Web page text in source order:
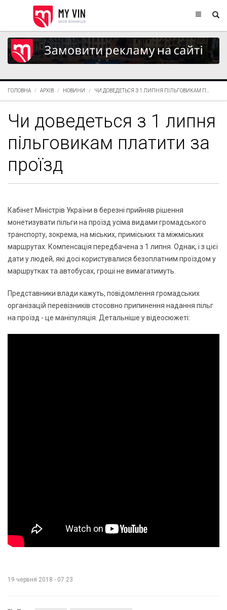
ГОЛОВНА АРХІВ НОВИНИ ЧИ ДОВЕДЕТЬСЯ З 1 ЛИПНЯ ПІЛЬГОВИКАМ П...
Чи доведеться з 1 липня
пільговикам платити за
проїзд
Кабінет Міністрів України в березні прийняв рішення
монетизувати пільги на проїзд усіма видами громадського
транспорту, зокрема, на міських, приміських та міжміських
маршрутах. Компенсація передбачена з 1 липня. Однак, і з цієї
дати у людей, які досі користувалися безоплатним проїздом у
маршрутках та автобусах, гроші не вимагатимуть.
Представники влади кажуть, повідомлення громадських
організацій перевізників стосовно припинення надання пільг
на проїзд - це маніпуляція. Детальніше у відеосюжеті:
19 червня 2018 - 07:23